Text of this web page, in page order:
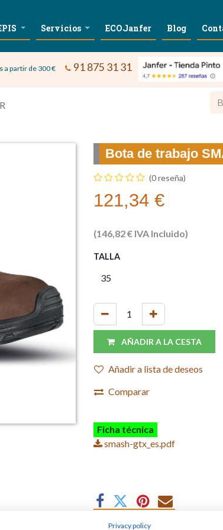
Servicios ECOJanfer Blog
a partir de 300 € 91 875 31 31
Bota de trabajo
(0 reseña)
121,34 €
(146,82€ IVA Incluido)
TALLA
AÑADIR A LA CESTA
Añadir a lista de deseos
Comparar
Ficha técnica
smash-gtx_es.pdf
Privacy policy